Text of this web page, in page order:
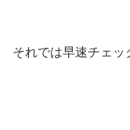
それでは早速チェッ